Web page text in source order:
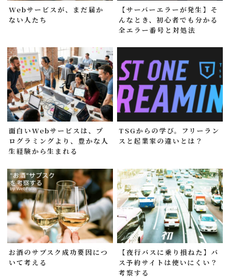
Webサービスが、まだ届か
ない人たち
【サーバーエラーが発生】そ
んなとき、初心者でも分かる
全エラー番号と対処法
面白いWebサービスは、プ
ログラミングより、豊かな人
生経験から生まれる
TSGからの学び。フリーラン
スと起業家の違いとは？
お酒のサブスク成功要因につ
いて考える
【夜行バスに乗り損ねた】バ
ス予約サイトは使いにくい？
考察する